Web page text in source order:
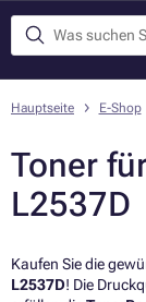
Hauptseite E-Shop
Toner
L2537D
Kaufen Sie die
L2537D! Die